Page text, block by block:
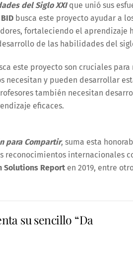
del Siglo XXIque unió sus
BID busca este proyecto ayudar a
fortaleciendo el
de las habilidades del
este proyecto son cruciales
necesitan y pueden desarrollar
también necesitan
eficaces.
para Compartir, suma esta
reconocimientos internacionales
Solutions Report en 2019, entre
su sencillo “Da